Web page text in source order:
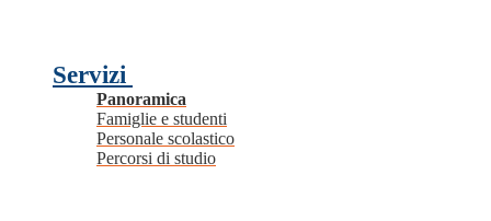
Servizi
Panoramica
Famiglie e studenti
Personale scolastico
Percorsi di studio